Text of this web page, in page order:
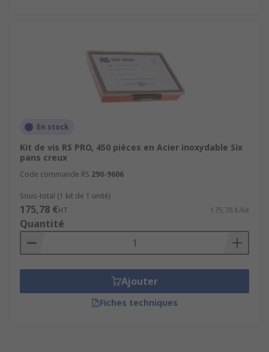
En stock
Kit de vis RS PRO, 450 pièces en Acier inoxydable Six
pans creux
Code commande RS 290-9606
Sous-total (1 kit de 1 unité)
175,78 €HT 175,78 €/kit
Quantité
Ajouter
Fiches techniques